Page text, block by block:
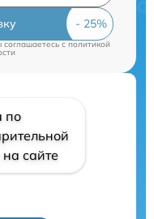
соглашаетесь cполитикой
по
сайте